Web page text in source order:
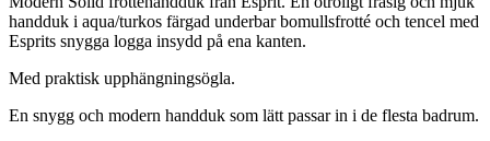
handduk i aqua/turkos färgad underbar bomullsfrotté och tencel med
Esprits snygga logga insydd på ena kanten.
Med praktisk upphängningsögla.
En snygg och modern handduk som lätt passar in i de flesta badrum.